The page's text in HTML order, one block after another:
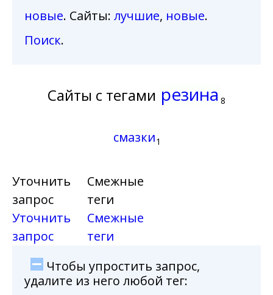
новые. Сайты: лучшие, новые.
Поиск.
Сайты с тегами резина 8
смазки1
Уточнить
запрос
Уточнить
запрос
Смежные
теги
Смежные
теги
Чтобы упростить запрос,
удалите из него любой тег: